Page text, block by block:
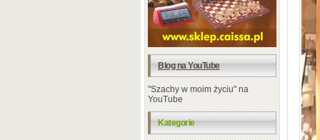
Blog na YouTube
"Szachy w moim życiu" na
YouTube
Kategorie